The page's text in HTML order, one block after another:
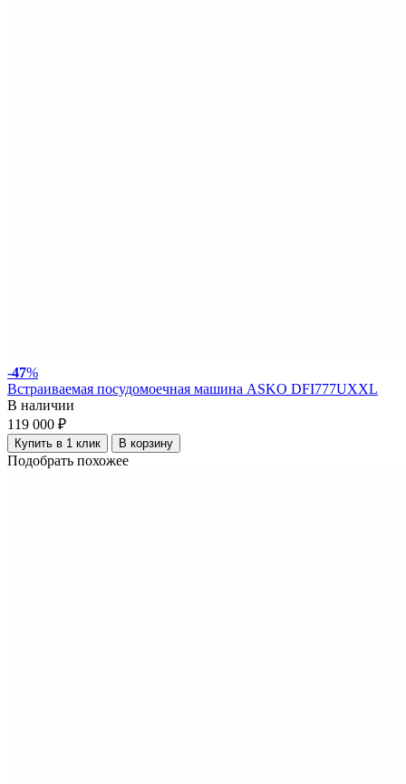
-47%
Встраиваемая посудомоечная машина ASKO DFI777UXXL
В наличии
119 000 ₽
Купить в 1 клик В корзину
Подобрать похожее